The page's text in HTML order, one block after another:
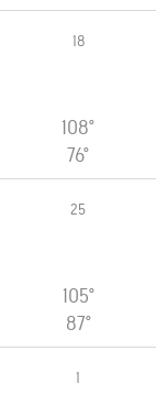
18
108°
76°
25
105°
87°
1